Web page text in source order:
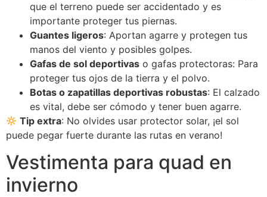
que el terreno puede ser accidentado y es
importante proteger tus piernas.
Guantes ligeros: Aportan agarre y protegen tus
manos del viento y posibles golpes.
Gafas de sol deportivas o gafas protectoras: Para
proteger tus ojos de la tierra y el polvo.
Botas o zapatillas deportivas robustas: El calzado
es vital, debe ser cómodo y tener buen agarre.
Tip extra: No olvides usar protector solar, ¡el sol
puede pegar fuerte durante las rutas en verano!
Vestimenta para quad en
invierno